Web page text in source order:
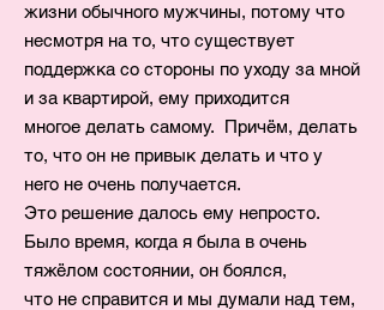
жизни обычного мужчины, потому что
несмотря на то, что существует
поддержка со стороны по уходу за мной
и за квартирой, ему приходится
многое делать самому. Причём, делать
то, что он не привык делать и что у
него не очень получается.
Это решение далось ему непросто.
Было время, когда я была в очень
тяжёлом состоянии, он боялся,
что не справится и мы думали над тем,